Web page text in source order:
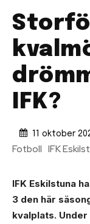
IFK?
11 oktober
Fotboll IFK
IFK Eskilstuna
3 den här
kvalplats.